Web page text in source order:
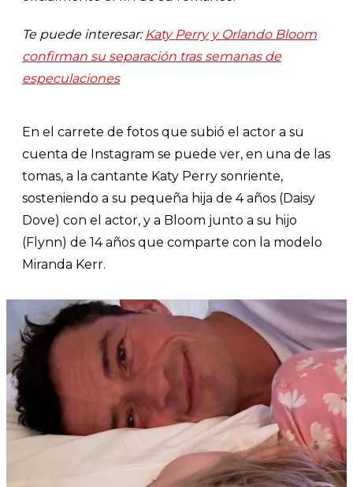
Te puede interesar: Katy Perry y Orlando Bloom
confirman su separación tras semanas de
especulaciones
En el carrete de fotos que subió el actor a su
cuenta de Instagram se puede ver, en una de las
tomas, a la cantante Katy Perry sonriente,
sosteniendo a su pequeña hija de 4 años (Daisy
Dove) con el actor, y a Bloom junto a su hijo
(Flynn) de 14 años que comparte con la modelo
Miranda Kerr.